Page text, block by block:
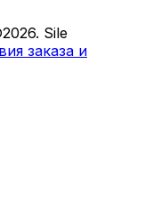
Sile
заказа и